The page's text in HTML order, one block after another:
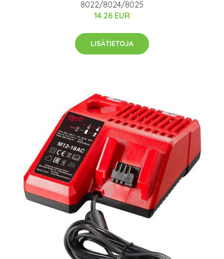
8022/8024/8025
14.26 EUR
LISÄTIETOJA